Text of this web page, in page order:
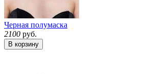
Черная полумаска
2100 руб.
В корзину